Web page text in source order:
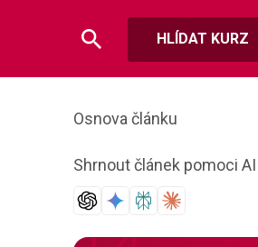
HLÍDAT KURZ
Osnova článku
Shrnout článek pomoci AI